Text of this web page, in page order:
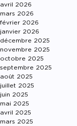
avril 2026
mars 2026
février 2026
janvier 2026
décembre 2025
novembre 2025
octobre 2025
septembre 2025
août 2025
juillet 2025
juin 2025
mai 2025
avril 2025
mars 2025